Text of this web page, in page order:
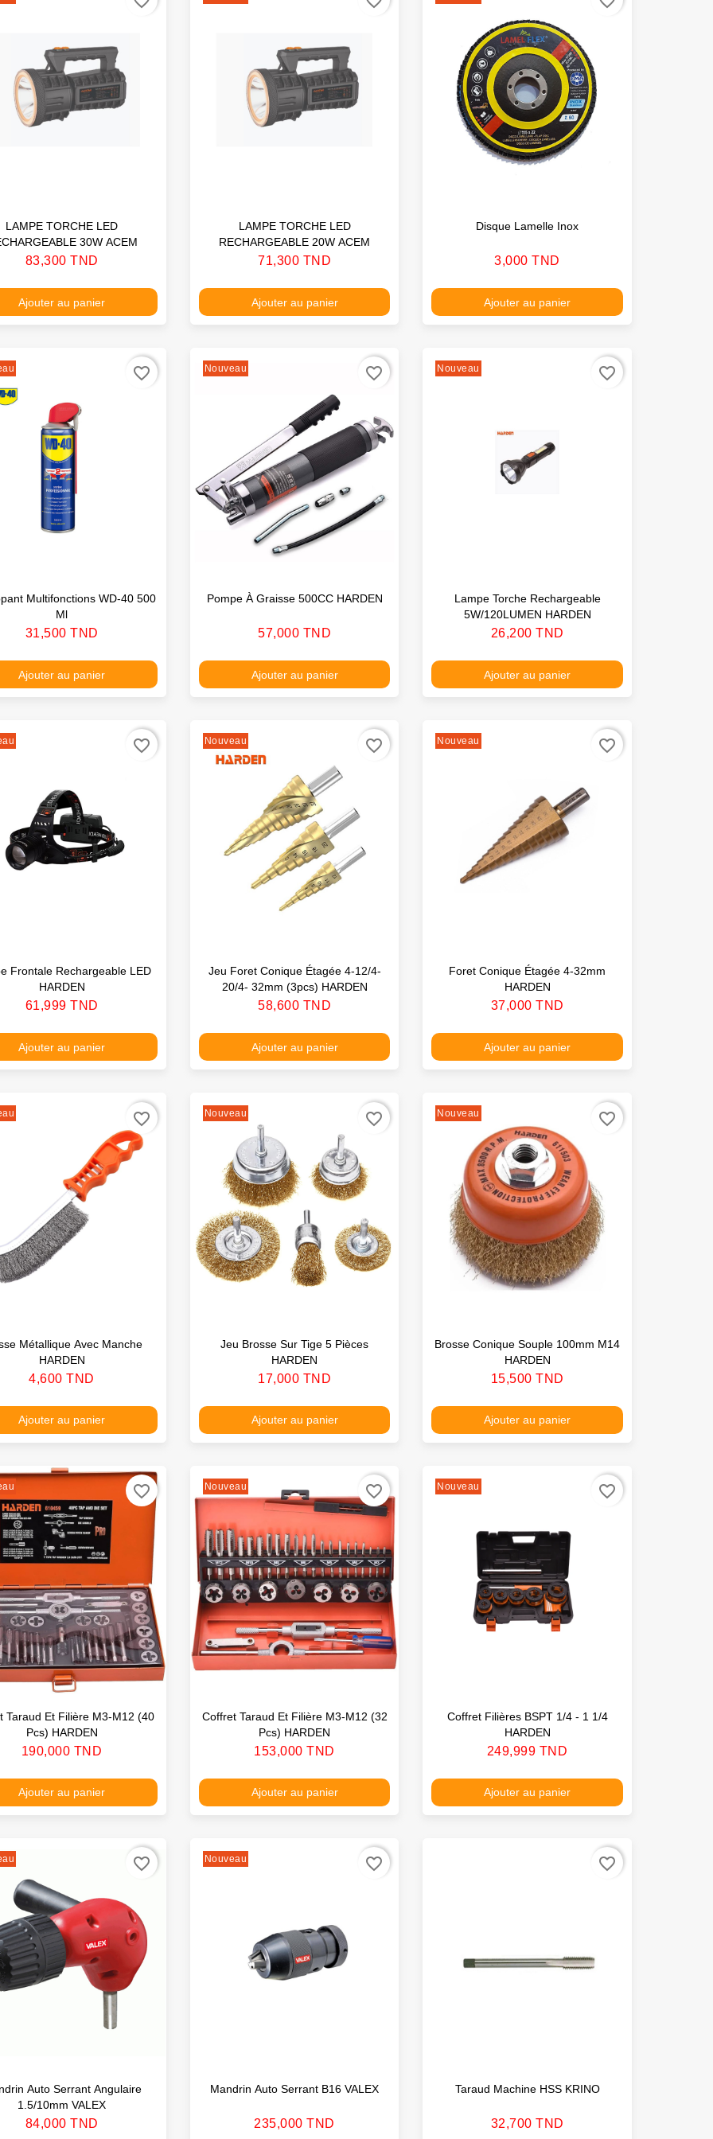
LAMPE TORCHE LED
30W ACEM
Prix
83,300 TND
Ajouter au panier
LAMPE TORCHE LED
RECHARGEABLE 20W ACEM
Prix
71,300 TND
Ajouter au panier
Disque Lamelle Inox
Prix
3,000 TND
Ajouter au panier
Multifonctions WD-40 500
Ml
Prix
31,500 TND
Ajouter au panier
favorite_border Nouveau
Pompe À Graisse 500CC HARDEN
Prix
57,000 TND
Ajouter au panier
favorite_border Nouveau
Lampe Torche Rechargeable
5W/120LUMEN HARDEN
Prix
26,200 TND
Ajouter au panier
favorite_border
Frontale Rechargeable LED
HARDEN
Prix
61,999 TND
Ajouter au panier
favorite_border Nouveau
Jeu Foret Conique Étagée 4-12/4-
20/4- 32mm (3pcs) HARDEN
Prix
58,600 TND
Ajouter au panier
favorite_border Nouveau
Foret Conique Étagée 4-32mm
HARDEN
Prix
37,000 TND
Ajouter au panier
favorite_border
Métallique Avec Manche
HARDEN
Prix
4,600 TND
Ajouter au panier
favorite_border Nouveau
Jeu Brosse Sur Tige 5 Pièces
HARDEN
Prix
17,000 TND
Ajouter au panier
favorite_border Nouveau
Brosse Conique Souple 100mm M14
HARDEN
Prix
15,500 TND
Ajouter au panier
favorite_border
Taraud Et Filière M3-M12 (40
Pcs) HARDEN
Prix
190,000 TND
Ajouter au panier
favorite_border Nouveau
Coffret Taraud Et Filière M3-M12 (32
Pcs) HARDEN
Prix
153,000 TND
Ajouter au panier
favorite_border Nouveau
Coffret Filières BSPT 1/4 - 1 1/4
HARDEN
Prix
249,999 TND
Ajouter au panier
favorite_border
Auto Serrant Angulaire
1.5/10mm VALEX
Prix
84,000 TND
favorite_border Nouveau
Mandrin Auto Serrant B16 VALEX
Prix
235,000 TND
favorite_border
Taraud Machine HSS KRINO
Prix
32,700 TND
favorite_border